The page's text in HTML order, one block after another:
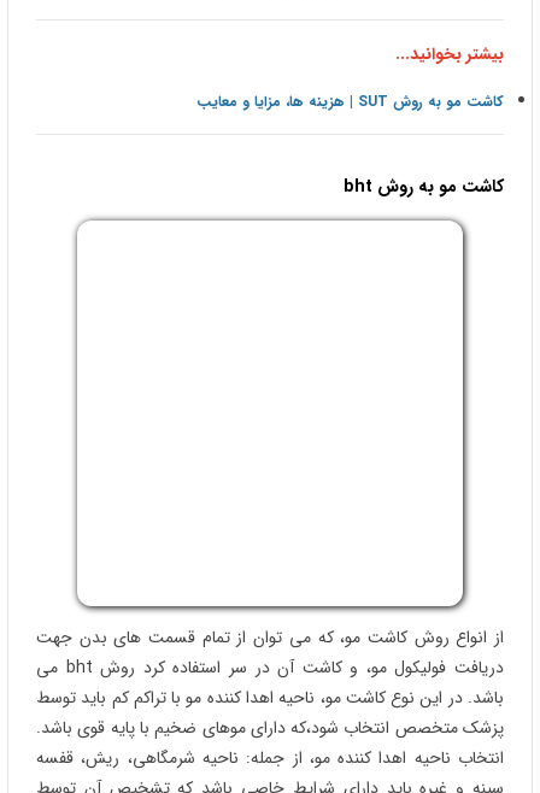
بیشتر بخوانید...
کاشت مو به روش SUT | هزینه ها، مزایا و معایب
کاشت مو به روش bht
از انواع روش کاشت مو، که می توان از تمام قسمت های بدن جهت
دریافت فولیکول مو، و کاشت آن در سر استفاده کرد روش bht می
باشد. در این نوع کاشت مو، ناحیه اهدا کننده مو با تراکم کم باید توسط
پزشک متخصص انتخاب شود،که دارای موهای ضخیم با پایه قوی باشد.
انتخاب ناحیه اهدا کننده مو، از جمله: ناحیه شرمگاهی، ریش، قفسه